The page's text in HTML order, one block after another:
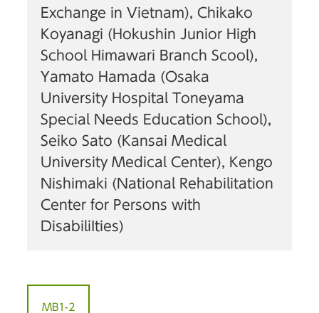
Exchange in Vietnam), Chikako
Koyanagi (Hokushin Junior High
School Himawari Branch Scool),
Yamato Hamada (Osaka
University Hospital Toneyama
Special Needs Education School),
Seiko Sato (Kansai Medical
University Medical Center), Kengo
Nishimaki (National Rehabilitation
Center for Persons with
DisabiliIties)
MB1-2